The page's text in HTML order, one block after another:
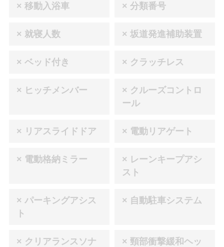
× 移動入浴車 × 分類番号
× 就寝人数 × 坂道発進補助装置
× ベッド付き × クラッチレス
× ヒッチメンバー
× クルーズコントロ
ール
× リアスライドドア × 電動リアゲート
× 電動格納ミラー
× レーンキープアシ
スト
× パーキングアシス
ト
× 自動駐車システム
× クリアランスソナ
× 頸部衝撃緩和ヘッ